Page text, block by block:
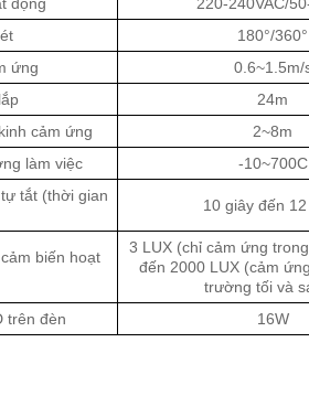
động
220-240VAC/
180°/360°
ứng
0.6~1.5m/
24m
cảm ứng
2~8m
làm việc
-10~700C
tắt (thời gian
10 giây đến
biến hoạt
3 LUX (chỉ cảm ứng
đến 2000 LUX (cảm
trường tối và
trên đèn
16W